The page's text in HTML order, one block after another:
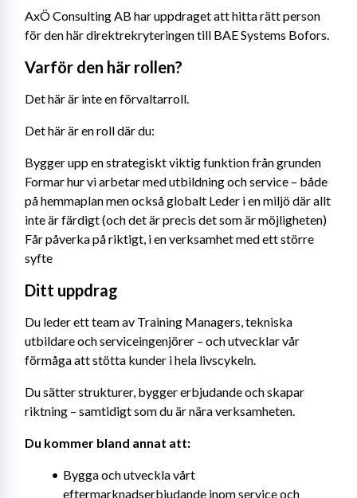
AxÖ Consulting AB har uppdraget att hitta rätt person
för den här direktrekryteringen till BAE Systems Bofors.
Varför den här rollen?
Det här är inte en förvaltarroll.
Det här är en roll där du:
Bygger upp en strategiskt viktig funktion från grunden
Formar hur vi arbetar med utbildning och service – både
på hemmaplan men också globalt Leder i en miljö där allt
inte är färdigt (och det är precis det som är möjligheten)
Får påverka på riktigt, i en verksamhet med ett större
syfte
Ditt uppdrag
Du leder ett team av Training Managers, tekniska
utbildare och serviceingenjörer – och utvecklar vår
förmåga att stötta kunder i hela livscykeln.
Du sätter strukturer, bygger erbjudande och skapar
riktning – samtidigt som du är nära verksamheten.
Du kommer bland annat att:
Bygga och utveckla vårt
eftermarknadserbjudande inom service och